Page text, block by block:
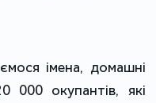
імена, домашні
000 окупантів, які